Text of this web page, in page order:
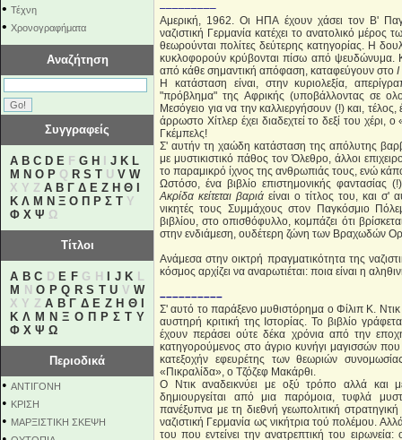
• Τέχνη
• Χρονογραφήματα
Αναζήτηση
Συγγραφείς
A B C D E F G H J K L
M N O P Q R S T U V W
X Y Z Α Β Γ Δ Ε Ζ Η Θ
Κ Λ Μ Ν Ξ Ο Π Ρ Σ Τ Υ
Φ Χ Ψ Ω
Τίτλοι
A B C D E FG H J K L
M
N O P Q R S T U V W
X Y ZΑ Β Γ Δ Ε Ζ Η Θ
Κ Λ Μ Ν Ξ Ο Π Ρ Σ Τ Υ
Φ Χ Ψ Ω
Περιοδικά
• ΑΝΤΙΓΟΝΗ
• ΚΡΙΣΗ
• ΜΑΡΞΙΣΤΙΚΗ ΣΚΕΨΗ
–––––––––
Αμερική, 1962. Οι ΗΠΑ έχουν χάσει τον B'
ναζιστική Γερμανία κατέχει το ανατολικό
θεωρούνται πολίτες δεύτερης κατηγορίας. Η
κυκλοφορούν κρύβονται πίσω από ψευδώνυμα.
από κάθε σημαντική απόφαση, καταφεύγουν στο
Η κατάσταση είναι, στην κυριολεξία,
"πρόβλημα" της Αφρικής (υποβάλλοντας σε
Μεσόγειο για να την καλλιεργήσουν (!) και,
άρρωστο Χίτλερ έχει διαδεχτεί το δεξί του
Γκέμπελς!
Σ' αυτήν τη χαώδη κατάσταση της απόλυτης
με μυστικιστικό πάθος τον Όλεθρο, άλλοι
το παραμικρό ίχνος της ανθρωπιάς τους, ενώ
Ωστόσο, ένα βιβλίο επιστημονικής
Ακρίδα κείτεται βαριά είναι ο τίτλος του, και σ'
νικητές τους Συμμάχους στον Παγκόσμιο
βιβλίου, στο οπισθόφυλλο, κομπάζει ότι
στην ενδιάμεση, ουδέτερη ζώνη των Βραχωδών
Ανάμεσα στην οικτρή πραγματικότητα της
κόσμος αρχίζει να αναρωτιέται: ποια είναι η
––––––––––
Σ' αυτό το παράξενο μυθιστόρημα ο Φίλιπ Κ. Ντικ
αυστηρή κριτική της Ιστορίας. Το βιβλίο
έχουν περάσει ούτε δέκα χρόνια από την
κατηγορούμενος στο άγριο κυνήγι μαγισσών
κατεξοχήν εφευρέτης των θεωριών
«Πικραλίδα», ο Τζόζεφ Μακάρθι.
Ο Ντικ αναδεικνύει με οξύ τρόπο αλλά και
δημιουργείται από μια παρόμοια, τυφλά
πανέξυπνα με τη διεθνή γεωπολιτική
ναζιστική Γερμανία ως νικήτρια τού πολέμου.
του που εντείνει την ανατρεπτική του